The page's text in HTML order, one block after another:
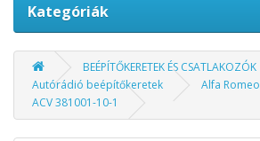
Kategóriák
BEÉPÍTŐKERETEK ÉS CSATLAKOZÓK
Autórádió beépítőkeretek
Alfa Romeo
ACV 381001-10-1